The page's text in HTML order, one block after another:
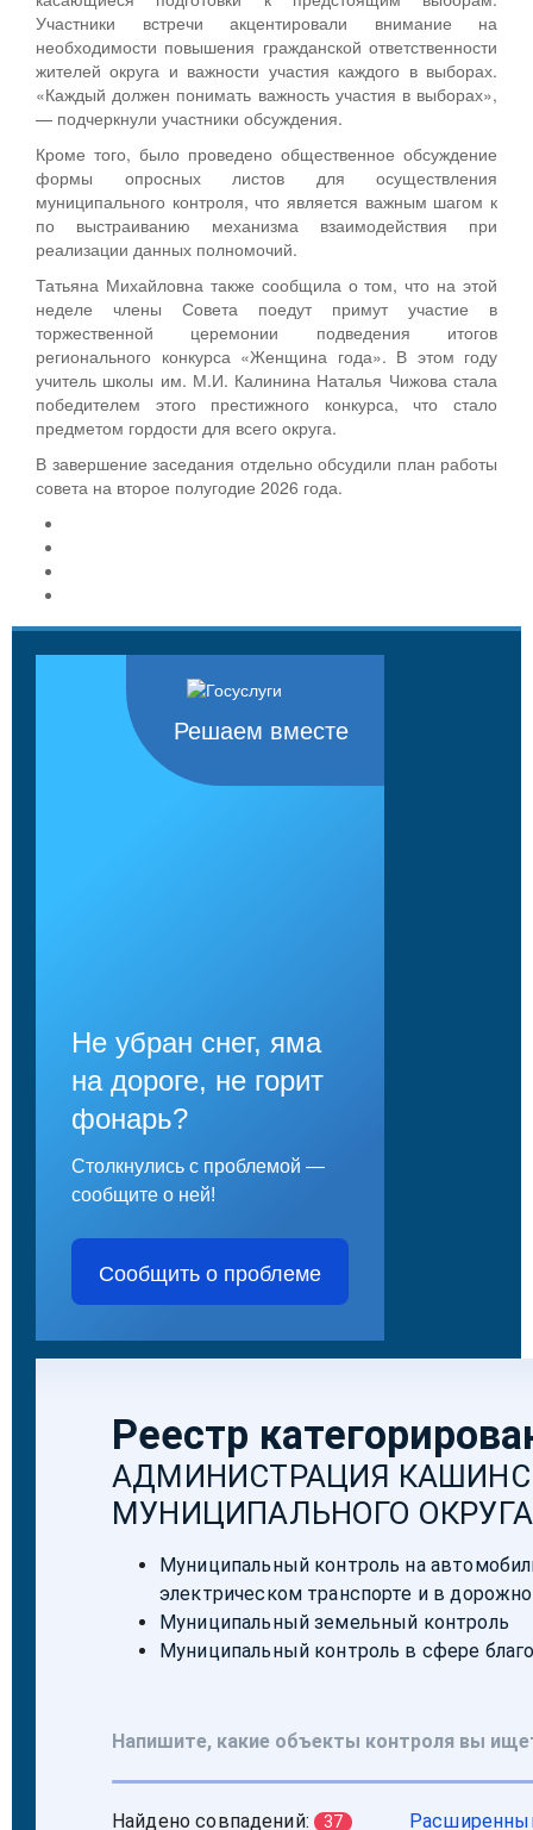
Участники встречи акцентировали внимание на
необходимости повышения гражданской ответственности
жителей округа и важности участия каждого в выборах.
«Каждый должен понимать важность участия в выборах»,
— подчеркнули участники обсуждения.
Кроме того, было проведено общественное обсуждение
формы опросных листов для осуществления
муниципального контроля, что является важным шагом к
по выстраиванию механизма взаимодействия при
реализации данных полномочий.
Татьяна Михайловна также сообщила о том, что на этой
неделе члены Совета поедут примут участие в
торжественной церемонии подведения итогов
регионального конкурса «Женщина года». В этом году
учитель школы им. М.И. Калинина Наталья Чижова стала
победителем этого престижного конкурса, что стало
предметом гордости для всего округа.
В завершение заседания отдельно обсудили план работы
совета на второе полугодие 2026 года.
Решаем вместе
Не убран снег, яма
на дороге, не горит
фонарь?
Столкнулись с проблемой —
сообщите о ней!
Сообщить о проблеме